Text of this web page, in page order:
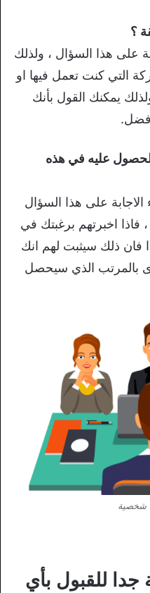
؟
على هذا السؤال ، ولذلك
التي كنت تعمل فيها او
يمكنك القول بأنك
عليه في هذه
الاجابة على هذا السؤال
اخبرتهم برغبتك في
ذلك سيثبت لهم انك
الذي سيحصل
شخصية
جدا للقبول بأي